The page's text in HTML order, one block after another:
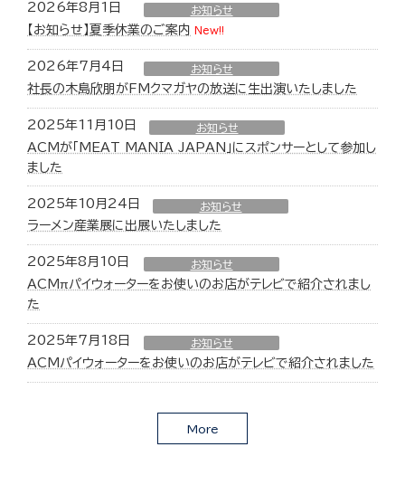
2026年8月1日 お知らせ
【お知らせ】夏季休業のご案内 New!!
2026年7月4日 お知らせ
社長の木島欣朋がFMクマガヤの放送に生出演いたしました
2025年11月10日 お知らせ
ACMが「MEAT MANIA JAPAN」にスポンサーとして参加し
ました
2025年10月24日 お知らせ
ラーメン産業展に出展いたしました
2025年8月10日 お知らせ
ACMπパイウォーターをお使いのお店がテレビで紹介されまし
た
2025年7月18日 お知らせ
ACMパイウォーターをお使いのお店がテレビで紹介されました
More